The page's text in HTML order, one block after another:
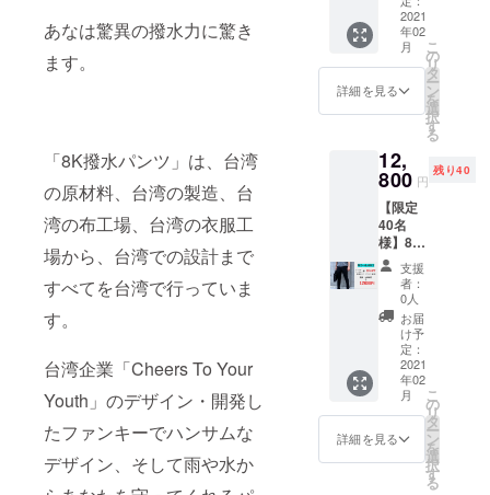
あなは驚異の撥水力に驚き
ます。
「8K撥水パンツ」は、台湾
の原材料、台湾の製造、台
湾の布工場、台湾の衣服工
場から、台湾での設計まで
すべてを台湾で行っていま
す。
台湾企業「Cheers To Your
Youth」のデザイン・開発し
たファンキーでハンサムな
デザイン、そして雨や水か
カーキ
・取扱
説明書
2021
年02
月
詳細を見る
こ
の
リ
タ
ー
ン
を
選
択
す
る
12,
800 円
残り40
【限定
40名
様】8K
撥水パ
ンツ
20％OF
F ・8K
撥水パ
ンツ
ブラッ
ク ・取
扱説明
書
支援
者：
0人
お届
け予
定：
2021
年02
月
詳細を見る
こ
の
リ
タ
ー
ン
を
選
択
す
る